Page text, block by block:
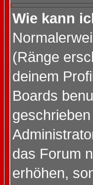
Wie kann
(Ränge
deinem
Boards
das Forum
erhöhen,